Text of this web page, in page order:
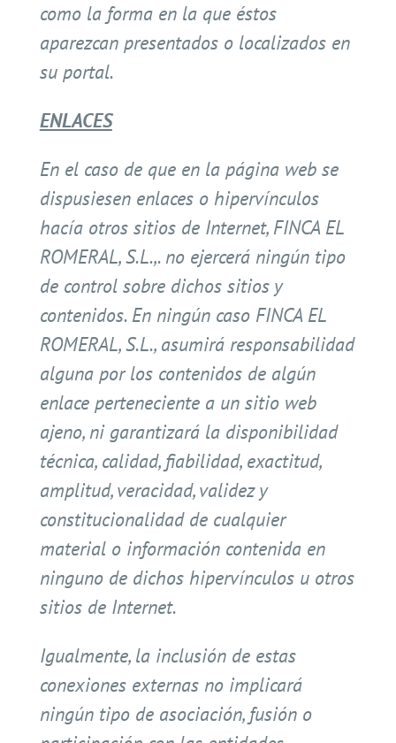
como la forma en la que éstos
aparezcan presentados o localizados en
su portal.
ENLACES
En el caso de que en la página web se
dispusiesen enlaces o hipervínculos
hacía otros sitios de Internet, FINCA EL
ROMERAL, S.L.,. no ejercerá ningún tipo
de control sobre dichos sitios y
contenidos. En ningún caso FINCA EL
ROMERAL, S.L., asumirá responsabilidad
alguna por los contenidos de algún
enlace perteneciente a un sitio web
ajeno, ni garantizará la disponibilidad
técnica, calidad, fiabilidad, exactitud,
amplitud, veracidad, validez y
constitucionalidad de cualquier
material o información contenida en
ninguno de dichos hipervínculos u otros
sitios de Internet.
Igualmente, la inclusión de estas
conexiones externas no implicará
ningún tipo de asociación, fusión o